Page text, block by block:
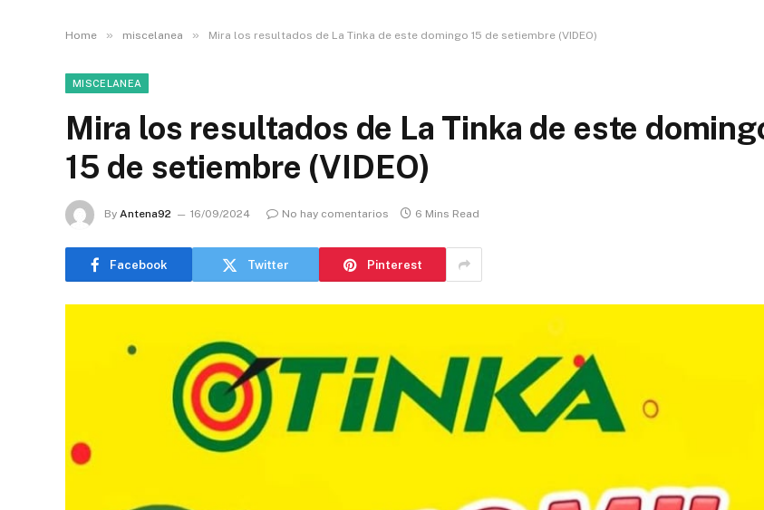
Home » miscelanea » Mira los resultados de La Tinka de este domingo 15 de setiembre (VIDEO)
MISCELANEA
Mira los resultados de La Tinka de este
15 de setiembre (VIDEO)
By Antena92 16/09/2024 No hay comentarios 6 Mins Read
Facebook Twitter Pinterest